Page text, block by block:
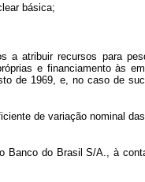
básica;
atribuir recursos para
e financiamento às
de 1969, e, no caso de
de variação nominal
do Brasil S/A., à